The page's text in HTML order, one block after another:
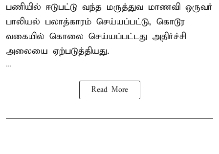
பணியில் ஈடுபட்டு வந்த மருத்துவ மாணவி ஒருவர்
பாலியல் பலாத்காரம் செய்யப்பட்டு, கொடூர
வகையில் கொலை செய்யப்பட்டது அதிர்ச்சி
அலையை ஏற்படுத்தியது.
...
Read More